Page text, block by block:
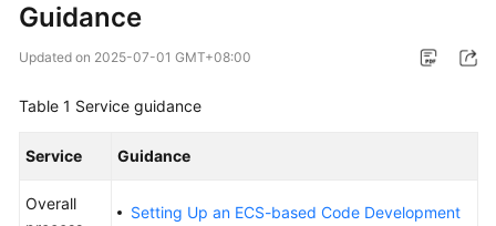
Service
Overview
Billing
Getting
Guidance
Updated on 2025-07-01 GMT+08:00
Table 1 Service guidance
Service Guidance
Overall
Setting Up an ECS-based Code Development